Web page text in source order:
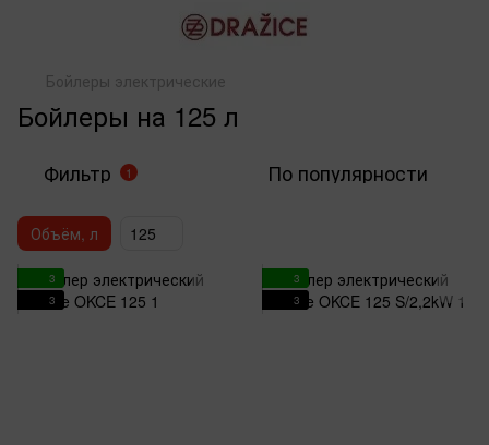
Бойлеры электрические
Бойлеры на 125 л
Фильтр 1 По популярности
Объём, л 125
3
3
3
3